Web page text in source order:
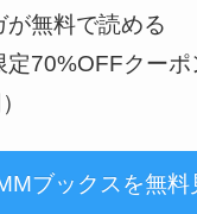
が無料で読める
70%OFFクーポ
ブックスを無料